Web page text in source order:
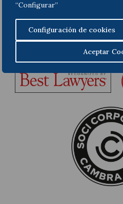
“Configurar”
Configuración de cookies
Aceptar